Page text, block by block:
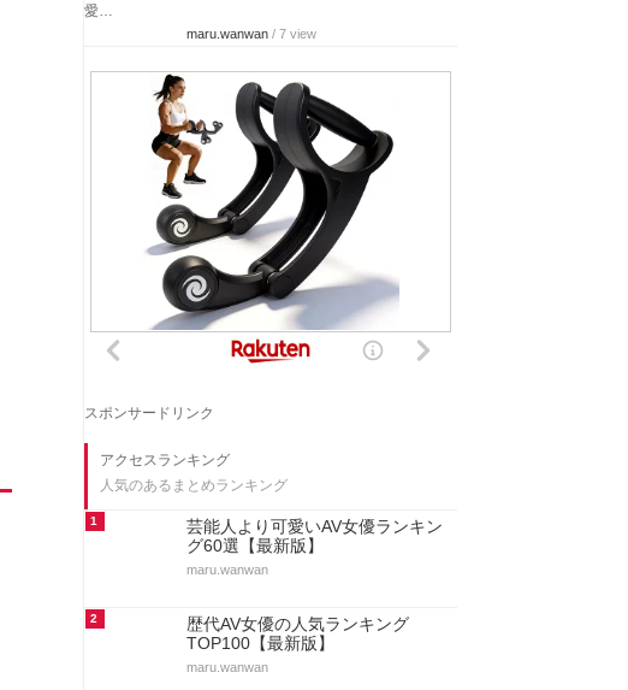
愛…
maru.wanwan / 7 view
スポンサードリンク
アクセスランキング
人気のあるまとめランキング
1
芸能人より可愛いAV女優ランキン
グ60選【最新版】
maru.wanwan
2
歴代AV女優の人気ランキング
TOP100【最新版】
maru.wanwan